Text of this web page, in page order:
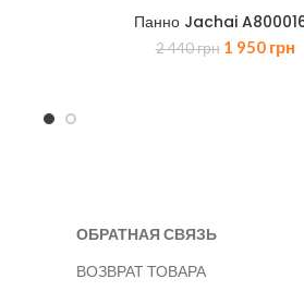
Панно Jachai
2 440грн 1 950 грн
ОБРАТНАЯ СВЯЗЬ
ВОЗВРАТ ТОВАРА